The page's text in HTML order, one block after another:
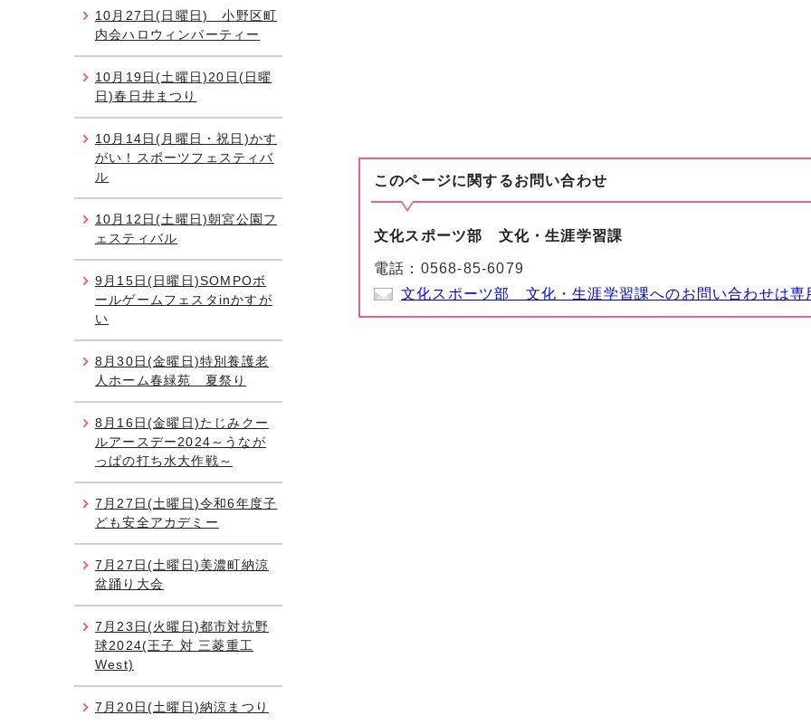
このページに関するお問い合わせ
文化スポーツ部 文化・生涯学習課
電話： 0568-85-6079
文化スポーツ部 文化・生涯学習課へのお問い合わせは専
10月27日(日曜日) 小野区町
内会ハロウィンパーティー
10月19日(土曜日)20日(日曜
日)春日井まつり
10月14日(月曜日・祝日)かす
がい！スポーツフェスティバ
ル
10月12日(土曜日)朝宮公園フ
ェスティバル
9月15日(日曜日)SOMPOボ
ールゲームフェスタinかすが
い
8月30日(金曜日)特別養護老
人ホーム春緑苑 夏祭り
8月16日(金曜日)たじみクー
ルアースデー2024～うなが
っぱの打ち水大作戦～
7月27日(土曜日)令和6年度子
ども安全アカデミー
7月27日(土曜日)美濃町納涼
盆踊り大会
7月23日(火曜日)都市対抗野
球2024(王子 対 三菱重工
West)
7月20日(土曜日)納涼まつり